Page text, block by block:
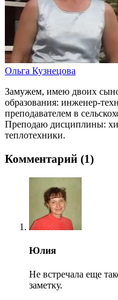
Ольга Кузнецова
Замужем, имею двоих
образования: инженер-
преподавателем в
Преподаю дисциплины:
теплотехники.
Комментарий (1)
Юлия
Не встречала еще
заметку.